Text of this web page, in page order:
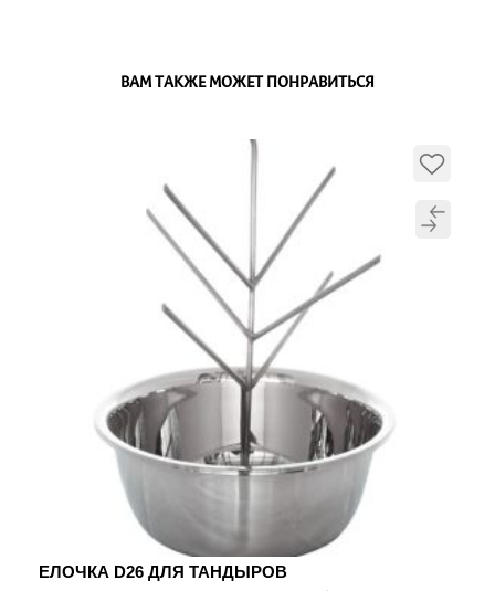
ВАМ ТАКЖЕ МОЖЕТ ПОНРАВИТЬСЯ
ЕЛОЧКА D26 ДЛЯ ТАНДЫРОВ